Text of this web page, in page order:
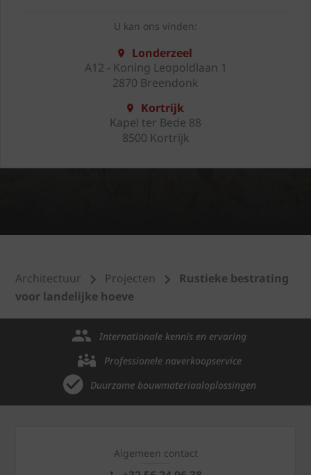
U kan ons vinden:
Londerzeel
A12 - Koning Leopoldlaan 1
2870 Breendonk
Kortrijk
Kapel ter Bede 88
8500 Kortrijk
Architectuur Projecten
Rustieke bestrating
voor landelijke hoeve
Internationale kennis en ervaring
Professionele naverkoopservice
Duurzame bouwmateriaaloplossingen
Algemeen contact